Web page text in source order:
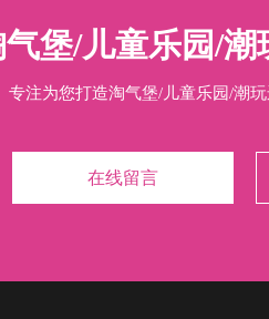
堡/儿童乐园/潮
专注为您打造淘气堡/儿童乐园/潮
在线留言